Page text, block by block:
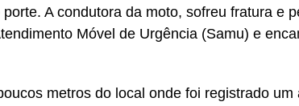
A condutora da moto, sofreu fratura e
Móvel de Urgência (Samu) e
metros do local onde foi registrado